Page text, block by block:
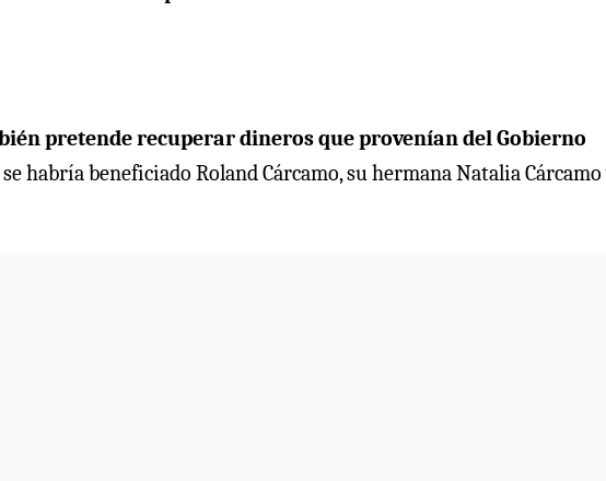
pretende recuperar dineros que provenían del Gobierno
habría beneficiado Roland Cárcamo, su hermana Natalia